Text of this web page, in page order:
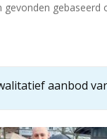
gevonden gebaseerd
aanbod